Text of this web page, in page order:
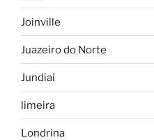
Joinville
Juazeiro do Norte
Jundiai
limeira
Londrina